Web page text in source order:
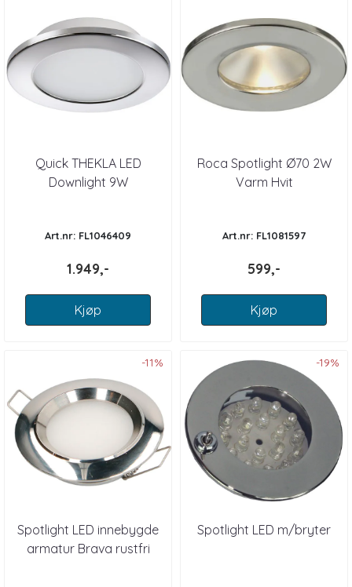
Quick THEKLA LED
Downlight 9W
Art.nr: FL1046409
1.949,-
Kjøp
Roca Spotlight Ø70 2W
Varm Hvit
Art.nr: FL1081597
599,-
Kjøp
-11%
Spotlight LED innebygde
armatur Brava rustfri
-19%
Spotlight LED m/bryter